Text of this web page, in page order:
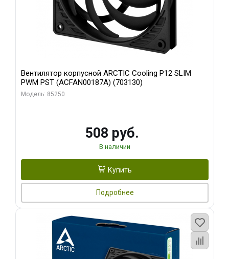
Вентилятор корпусной ARCTIC Cooling P12 SLIM
PWM PST (ACFAN00187A) (703130)
Модель: 85250
508 руб.
В наличии
Купить
Подробнее